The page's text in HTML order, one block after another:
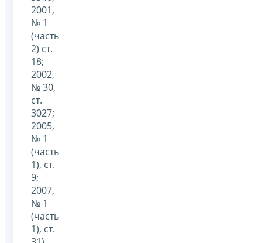
2001,
№ 1
(часть
2) ст.
18;
2002,
№ 30,
ст.
3027;
2005,
№ 1
(часть
1), ст.
9;
2007,
№ 1
(часть
1), ст.